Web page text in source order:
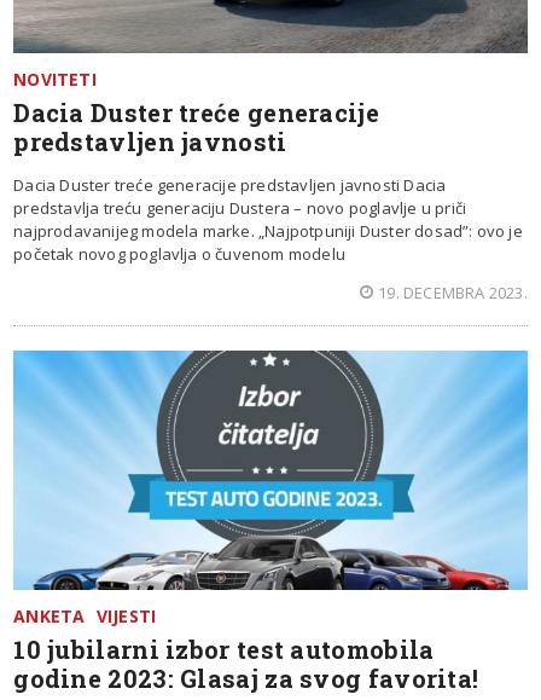
NOVITETI
Dacia Duster treće generacije
predstavljen javnosti
Dacia Duster treće generacije predstavljen javnosti Dacia
predstavlja treću generaciju Dustera – novo poglavlje u priči
najprodavanijeg modela marke. „Najpotpuniji Duster dosad”: ovo je
početak novog poglavlja o čuvenom modelu
19. DECEMBRA 2023.
ANKETA VIJESTI
10 jubilarni izbor test automobila
godine 2023: Glasaj za svog favorita!